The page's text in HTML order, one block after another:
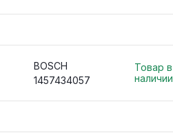
BOSCH
1457434057
Товар в
наличии